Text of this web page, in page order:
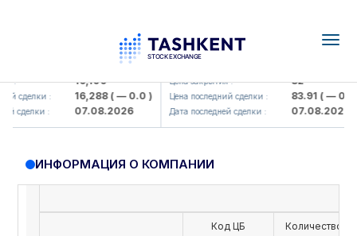
: 16,100
сделки : 16,288( — 0.0 )
сделки : 07.08.2026
KFSK (<Kafolat sug'urta
Цена закрытия : 82
Цена последний сделки : 83.91( — 0.0 )
Дата последней сделки : 07.08.2026
ИНФОРМАЦИЯ О КОМПАНИИ
Код ЦБ Количество